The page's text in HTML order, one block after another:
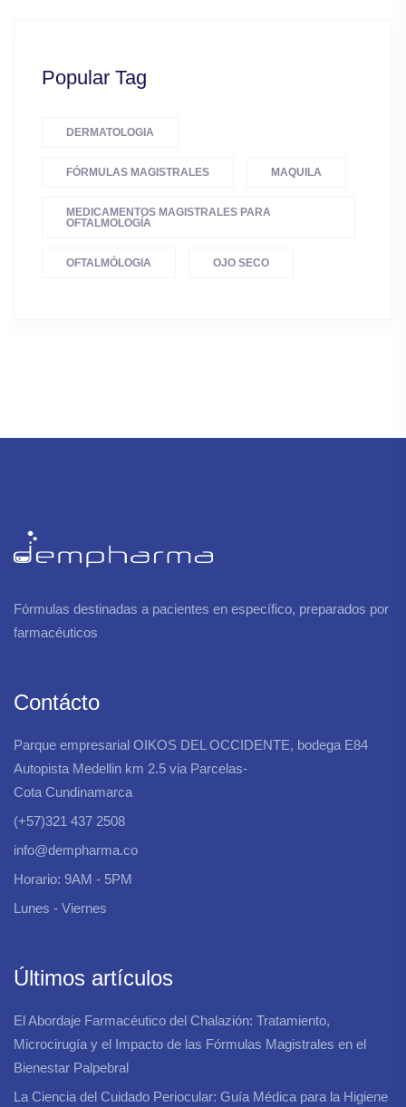
Popular Tag
DERMATOLOGIA
FÓRMULAS MAGISTRALES MAQUILA
MEDICAMENTOS MAGISTRALES PARA
OFTALMOLOGÍA
OFTALMÓLOGIA OJO SECO
Fórmulas destinadas a pacientes en específico, preparados por
farmacéuticos
Contácto
Parque empresarial OIKOS DEL OCCIDENTE, bodega E84
Autopista Medellin km 2.5 via Parcelas-
Cota Cundinamarca
(+57)321 437 2508
info@dempharma.co
Horario: 9AM - 5PM
Lunes - Viernes
Últimos artículos
El Abordaje Farmacéutico del Chalazión: Tratamiento,
Microcirugía y el Impacto de las Fórmulas Magistrales en el
Bienestar Palpebral
La Ciencia del Cuidado Periocular: Guía Médica para la Higiene